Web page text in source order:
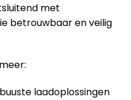
met
betrouwbaar en veilig
laadoplossingen